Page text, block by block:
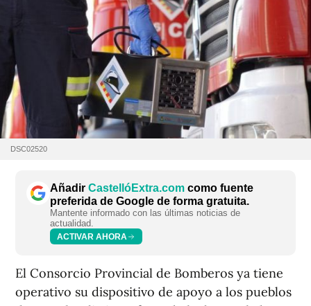
DSC02520
Añadir CastellóExtra.com como fuente
preferida de Google de forma gratuita.
Mantente informado con las últimas noticias de
actualidad.
ACTIVAR AHORA
El Consorcio Provincial de Bomberos ya tiene
operativo su dispositivo de apoyo a los pueblos